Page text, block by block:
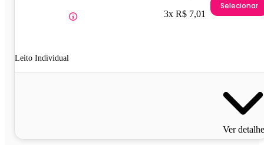
Leito Individual
3x R$ 7,01
Selecionar
Ver